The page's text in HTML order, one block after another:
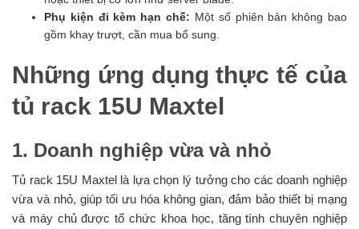
Phụ kiện đi kèm hạn chế: Một số phiên bản không bao
gồm khay trượt, cần mua bổ sung.
Những ứng dụng thực tế của
tủ rack 15U Maxtel
1. Doanh nghiệp vừa và nhỏ
Tủ rack 15U Maxtel là lựa chọn lý tưởng cho các doanh nghiệp
vừa và nhỏ, giúp tối ưu hóa không gian, đảm bảo thiết bị mạng
và máy chủ được tổ chức khoa học, tăng tính chuyên nghiệp